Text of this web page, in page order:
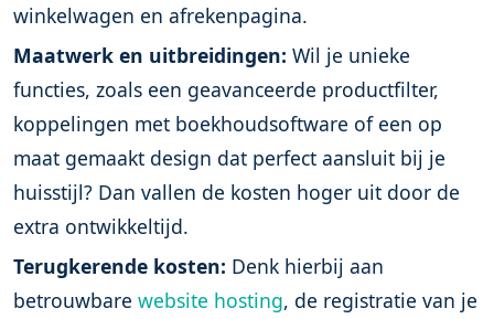
winkelwagen en afrekenpagina.
Maatwerk en uitbreidingen: Wil je unieke
functies, zoals een geavanceerde productfilter,
koppelingen met boekhoudsoftware of een op
maat gemaakt design dat perfect aansluit bij je
huisstijl? Dan vallen de kosten hoger uit door de
extra ontwikkeltijd.
Terugkerende kosten: Denk hierbij aan
betrouwbare website hosting, de registratie van je